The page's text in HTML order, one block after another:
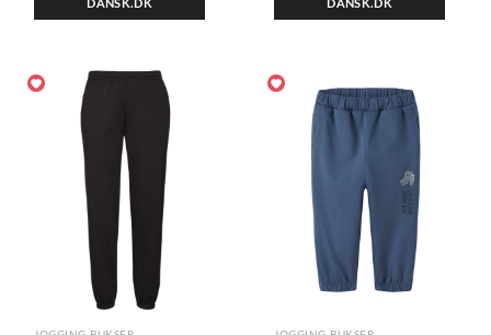
DANSK.DK DANSK.DK